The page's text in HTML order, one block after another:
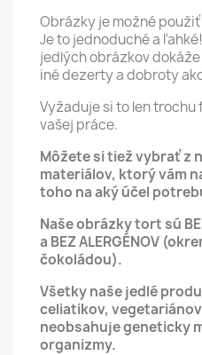
Obrázky je možné
Je to jednoduché a
jedlých obrázkov
iné dezerty a dobroty
Vyžaduje si to len
vašej práce.
Môžete si tiež vybrať z
materiálov, ktorý vám
toho na aký účel
Naše obrázky tort sú
a BEZ ALERGÉNOV
čokoládou).
Všetky naše jedlé
celiatikov,
neobsahuje geneticky
organizmy.